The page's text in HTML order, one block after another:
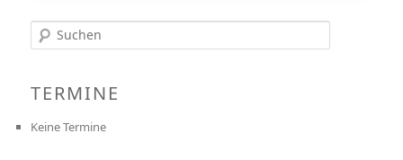
Suchen
TERMINE
Keine Termine